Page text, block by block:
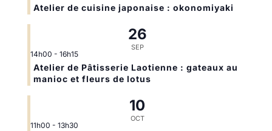
Atelier de cuisine japonaise : okonomiyaki
26
SEP
14h00 - 16h15
Atelier de Pâtisserie Laotienne : gateaux au
manioc et fleurs de lotus
10
OCT
11h00 - 13h30